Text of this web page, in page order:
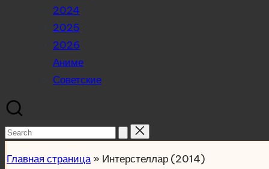
2024
2025
2026
Аниме
Советские
Search
Главная страница» Интерстеллар (2014)